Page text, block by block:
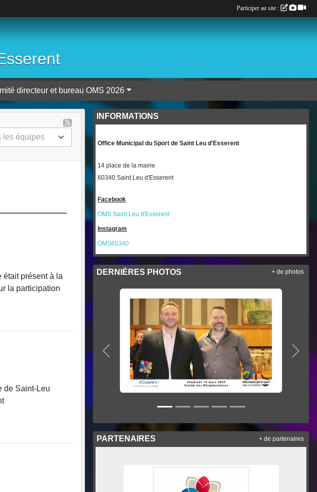
Comité directeur et bureau OMS 2026
était présent à la
la participation
de Saint-Leu
INFORMATIONS
Office Municipal du Sport de Saint Leu d'Esserent
14 place de la mairie
60340 Saint Leu d'Esserent
Facebook
OMS Saint Leu d'Esserent
Instagram
OMS60340
DERNIÈRES PHOTOS
Précedent
+ de photos
PARTENAIRES + de partenaires
Participer au site :